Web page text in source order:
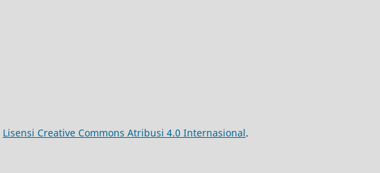
Lisensi Creative Commons Atribusi 4.0 Internasional.